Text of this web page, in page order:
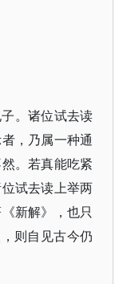
。诸位试去读
，乃属一种通
。若真能吃紧
试去读上举两
新解》，也只
则自见古今仍